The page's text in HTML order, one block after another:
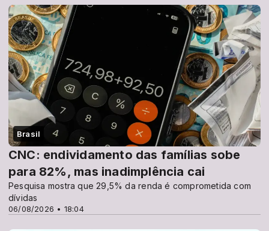
Brasil
06/08/2026 • 18:04
CNC: endividamento das famílias sobe
para 82%, mas inadimplência cai
Pesquisa mostra que 29,5% da renda é comprometida com
dívidas